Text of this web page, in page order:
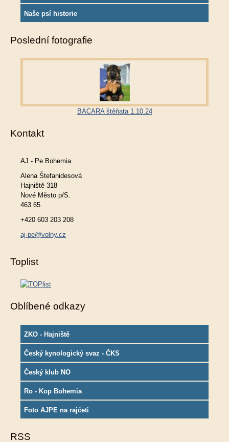
Naše psí historie
Poslední fotografie
BACARA štěňata 1.10.24
Kontakt
AJ - Pe Bohemia
Alena Štefanidesová
Hajniště 318
Nové Město p/S.
463 65
+420 603 203 208
aj-pe@volny.cz
Toplist
Oblíbené odkazy
ZKO - Hajniště
Český kynologický svaz - ČKS
Český klub NO
Ro - Kop Bohemia
Foto AJPE na rajčeti
RSS